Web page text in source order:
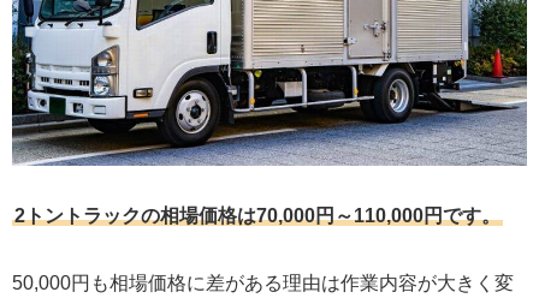
2トントラックの相場価格は70,000円～110,000円です。
50,000円も相場価格に差がある理由は作業内容が大きく変